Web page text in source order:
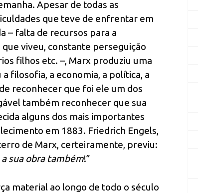
Apesar de todas as
que teve de enfrentar em
– falta de recursos para a
viveu, constante perseguição
filhos etc. –, Marx produziu uma
filosofia, a economia, a política, a
reconhecer que foi ele um dos
também reconhecer que sua
alguns dos mais importantes
em 1883. Friedrich Engels,
de Marx, certeiramente, previu:
sua obra também!”
material ao longo de todo o século